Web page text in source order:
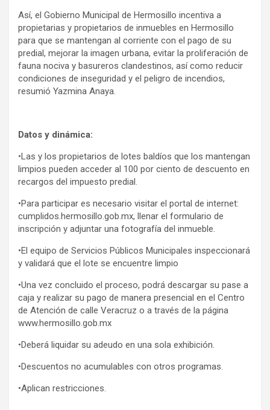
Así, el Gobierno Municipal de Hermosillo incentiva a
propietarias y propietarios de inmuebles en Hermosillo
para que se mantengan al corriente con el pago de su
predial, mejorar la imagen urbana, evitar la proliferación de
fauna nociva y basureros clandestinos, así como reducir
condiciones de inseguridad y el peligro de incendios,
resumió Yazmina Anaya.
Datos y dinámica:
•​Las y los propietarios de lotes baldíos que los mantengan
limpios pueden acceder al 100 por ciento de descuento en
recargos del impuesto predial.
•​Para participar es necesario visitar el portal de internet:
cumplidos.hermosillo.gob.mx, llenar el formulario de
inscripción y adjuntar una fotografía del inmueble.
•​El equipo de Servicios Públicos Municipales inspeccionará
y validará que el lote se encuentre limpio
•​Una vez concluido el proceso, podrá descargar su pase a
caja y realizar su pago de manera presencial en el Centro
de Atención de calle Veracruz o a través de la página
www.hermosillo.gob.mx
•​Deberá liquidar su adeudo en una sola exhibición.
•​Descuentos no acumulables con otros programas.
•​Aplican restricciones.